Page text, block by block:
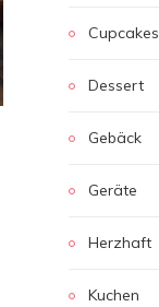
Cupcakes
Dessert
Gebäck
Geräte
Herzhaft
Kuchen